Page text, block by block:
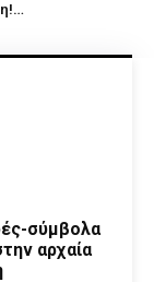
σύμβολα
αρχαία